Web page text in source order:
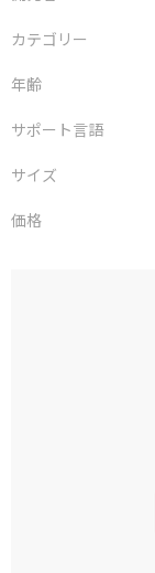
カテゴリー
年齢
サポート言語
サイズ
価格